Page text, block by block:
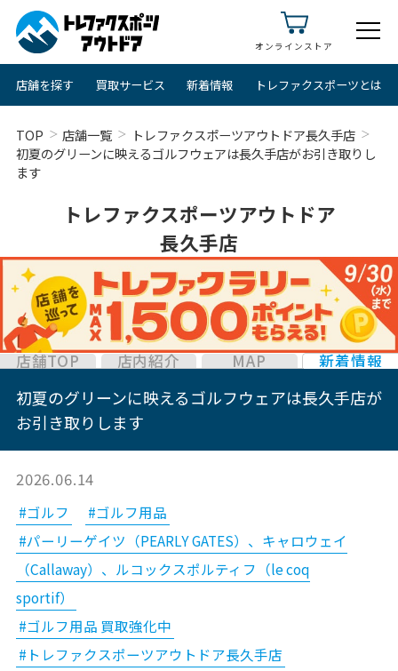
オンラインストア
店舗を探す 買取サービス 新着情報 トレファクスポーツとは
TOP 店舗一覧
トレファクスポーツアウトドア長久手店
初夏のグリーンに映えるゴルフウェアは長久手店がお引き取りし
ます
トレファクスポーツアウトドア
長久手店
店舗TOP 店内紹介 MAP 新着情報
初夏のグリーンに映えるゴルフウェアは長久手店が
お引き取りします
2026.06.14
#ゴルフ
#ゴルフ用品
#パーリーゲイツ（PEARLY GATES）、キャロウェイ
（Callaway）、ルコックスポルティフ（le coq
sportif）
#ゴルフ用品 買取強化中
#トレファクスポーツアウトドア長久手店